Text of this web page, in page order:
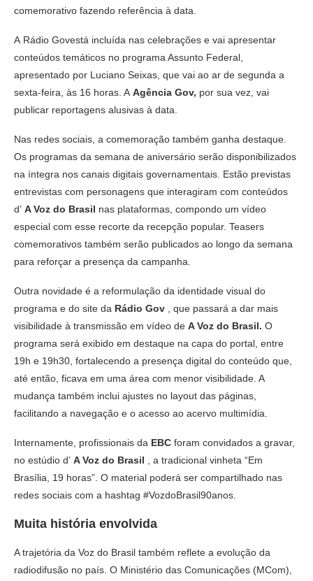
comemorativo fazendo referência à data.
A Rádio Govestá incluída nas celebrações e vai apresentar
conteúdos temáticos no programa Assunto Federal,
apresentado por Luciano Seixas, que vai ao ar de segunda a
sexta-feira, às 16 horas. AAgência Gov, por sua vez, vai
publicar reportagens alusivas à data.
Nas redes sociais, a comemoração também ganha destaque.
Os programas da semana de aniversário serão disponibilizados
na íntegra nos canais digitais governamentais. Estão previstas
entrevistas com personagens que interagiram com conteúdos
d’ A Voz do Brasil nas plataformas, compondo um vídeo
especial com esse recorte da recepção popular. Teasers
comemorativos também serão publicados ao longo da semana
para reforçar a presença da campanha.
Outra novidade é a reformulação da identidade visual do
programa e do site da Rádio Gov , que passará a dar mais
visibilidade à transmissão em vídeo de A Voz do Brasil. O
programa será exibido em destaque na capa do portal, entre
19h e 19h30, fortalecendo a presença digital do conteúdo que,
até então, ficava em uma área com menor visibilidade. A
mudança também inclui ajustes no layout das páginas,
facilitando a navegação e o acesso ao acervo multimídia.
Internamente, profissionais da EBC foram convidados a gravar,
no estúdio d’ A Voz do Brasil , a tradicional vinheta “Em
Brasília, 19 horas”. O material poderá ser compartilhado nas
redes sociais com a hashtag #VozdoBrasil90anos.
Muita história envolvida
A trajetória da Voz do Brasil também reflete a evolução da
radiodifusão no país. O Ministério das Comunicações (MCom),